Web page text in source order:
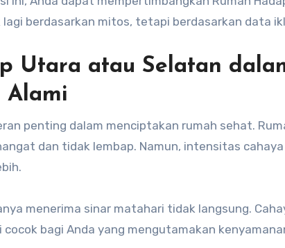
berdasarkan mitos, tetapi berdasarkan data
Utara atau Selatan
Alami
penting dalam menciptakan rumah sehat.
dan tidak lembap. Namun, intensitas
menerima sinar matahari tidak langsung.
cocok bagi Anda yang mengutamakan